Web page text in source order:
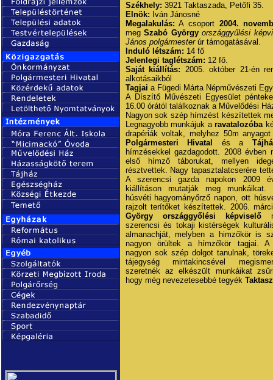
Székhely: 3921 Taktaszada, Petőfi 35.
Elnök: Iván Jánosné
Megalakulás: A csoport 2004.
megSzabó György országgyűlési
János polgármester úr támogatásával.
Induló létszám: 14 fő
Jelenlegi taglétszám: 12 fő.
Saját kiállítás: 2005. október 21-én
alkotásaikból
Tagjai a Fügedi Márta Népművészeti
A Díszítő Művészeti Egyesület
16.00 órától találkoznak a Művelődési
Nagyon sok szép hímzést készítettek
Legnagyobb munkájuk a ravatalozóba
drapériák voltak, melyhez 50m
Polgármesteri Hivatal
és a
hímzésekkel gazdagodott. 2008 évben
első hímző táborukat, mellyen
résztvettek. Nagy tapasztalatcserére
A szerencsi gazda napokon 2009
kiállításon mutatják meg
húsvéti hagyományőrző napon, ott
rajzolt terítőket készítettek. 2006.
György országgyőlési képviselő
szerencsi és tokaji kistérségek
almanachját, melyben a himzőkör is
nagyon örültek a hímzőkör tagjai. A
nagyon sok szép dolgot tanulnak,
tájegység mintakincsével
szeretnék az elkészült munkáikat
hogy még nevezetesebbé tegyék